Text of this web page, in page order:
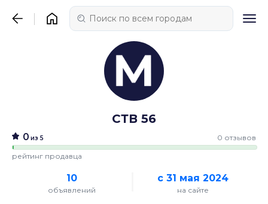
СТВ 56
0 из 5 0 отзывов
рейтинг продавца
10
объявлений
с 31 мая 2024
на сайте